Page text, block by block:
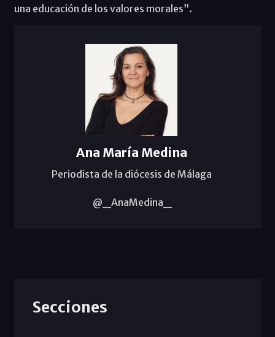
una educación de los valores morales”.
Ana María Medina
Periodista de la diócesis de Málaga
@_AnaMedina_
Secciones